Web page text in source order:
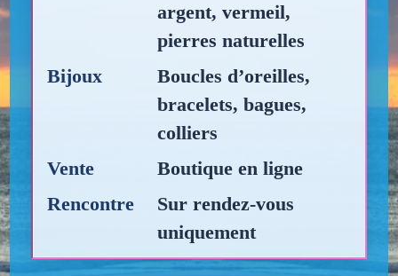
argent, vermeil,
pierres naturelles
Bijoux
Boucles d’oreilles,
bracelets, bagues,
colliers
Vente
Boutique en ligne
Rencontre
Sur rendez-vous
uniquement